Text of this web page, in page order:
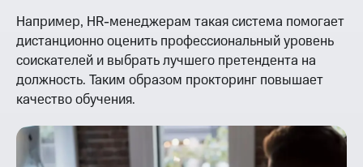
Например, HR-менеджерам такая система помогает
дистанционно оценить профессиональный уровень
соискателей и выбрать лучшего претендента на
должность. Таким образом прокторинг повышает
качество обучения.